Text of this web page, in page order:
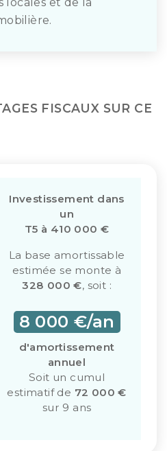
FISCAUX SUR CE
Investissement dans
un
T5 à 410 000 €
La base amortissable
estimée se monte à
328 000 €, soit :
8 000 €/an
d'amortissement
annuel
Soit un cumul
estimatif de 72 000 €
sur 9 ans